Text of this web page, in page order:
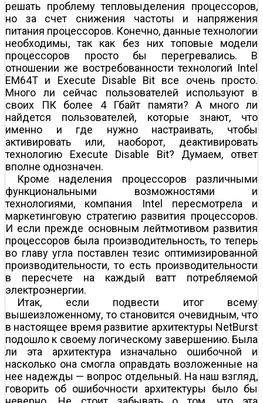
решать проблему тепловыделения процессоров,
но за счет снижения частоты и напряжения
питания процессоров. Конечно, данные технологии
необходимы, так как без них топовые модели
процессоров просто бы перегревались. В
отношении же востребованности технологий Intel
EM64T и Execute Disable Bit все очень просто.
Много ли сейчас пользователей используют в
своих ПК более 4 Гбайт памяти? А много ли
найдется пользователей, которые знают, что
именно и где нужно настраивать, чтобы
активировать или, наоборот, деактивировать
технологию Execute Disable Bit? Думаем, ответ
вполне однозначен.
Кроме наделения процессоров различными
функциональными возможностями и
технологиями, компания Intel пересмотрела и
маркетинговую стратегию развития процессоров.
И если прежде основным лейтмотивом развития
процессоров была производительность, то теперь
во главу угла поставлен тезис оптимизированной
производительности, то есть производительности
в пересчете на каждый ватт потребляемой
электроэнергии.
Итак, если подвести итог всему
вышеизложенному, то становится очевидным, что
в настоящее время развитие архитектуры NetBurst
подошло к своему логическому завершению. Была
ли эта архитектура изначально ошибочной и
насколько она смогла оправдать возложенные на
нее надежды — вопрос отдельный. На наш взгляд,
говорить об ошибочности архитектуры было бы